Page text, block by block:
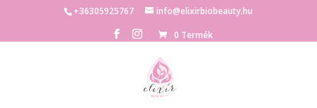
+36305925767
info@elixirbiobeauty.hu
0 Termék